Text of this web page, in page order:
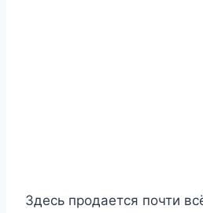
Здесь продается почти